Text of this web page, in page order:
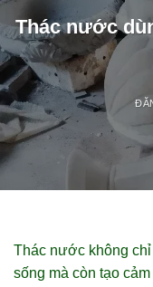
Thác nước
Thác nước không
sống mà còn tạo